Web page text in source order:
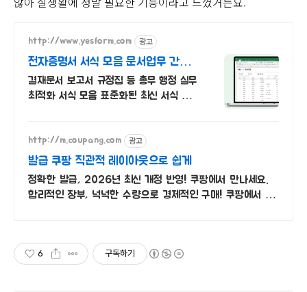
http://www.yesform.com 광고
전자증명서 서식 모음 문서업무 간소
화
결재문서 보고서 규정집 등 총무 행정 실무
최적화 서식 모음 표준화된 최신 서식 제
http://m.coupang.com 광고
발급 쿠팡 직관적 레이아웃으로 쉽게
정확한 발급, 2026년 최신 개정 반영! 쿠팡에서 만나세요.
합리적인 장부, 넉넉한 수량으로 경제적인 구매! 쿠팡에서 비
6 구독하기